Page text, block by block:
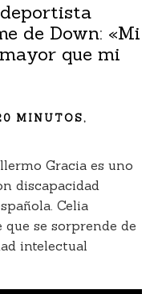
de Down: «Mi
que mi
MINUTOS,
Gracia es uno
discapacidad
Celia
que se sorprende de
intelectual